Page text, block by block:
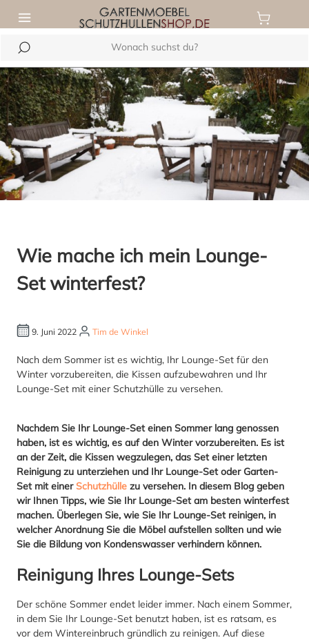
springen
Wie mache ich mein Lounge-
Set winterfest?
9. Juni 2022 Tim de Winkel
Nach dem Sommer ist es wichtig, Ihr Lounge-Set für den
Winter vorzubereiten, die Kissen aufzubewahren und Ihr
Lounge-Set mit einer Schutzhülle zu versehen.
Nachdem Sie Ihr Lounge-Set einen Sommer lang genossen
haben, ist es wichtig, es auf den Winter vorzubereiten. Es ist
an der Zeit, die Kissen wegzulegen, das Set einer letzten
Reinigung zu unterziehen und Ihr Lounge-Set oder Garten-
Set mit einerSchutzhülle zu versehen. In diesem Blog geben
wir Ihnen Tipps, wie Sie Ihr Lounge-Set am besten winterfest
machen. Überlegen Sie, wie Sie Ihr Lounge-Set reinigen, in
welcher Anordnung Sie die Möbel aufstellen sollten und wie
Sie die Bildung von Kondenswasser verhindern können.
Reinigung Ihres Lounge-Sets
Der schöne Sommer endet leider immer. Nach einem Sommer,
in dem Sie Ihr Lounge-Set benutzt haben, ist es ratsam, es
vor dem Wintereinbruch gründlich zu reinigen. Auf diese